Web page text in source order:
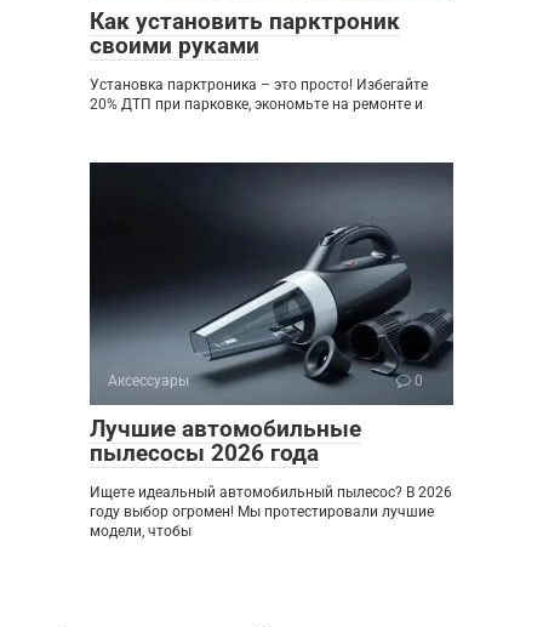
Как установить парктроник
своими руками
Установка парктроника – это просто! Избегайте
20% ДТП при парковке, экономьте на ремонте и
Аксессуары 0
Лучшие автомобильные
пылесосы 2026 года
Ищете идеальный автомобильный пылесос? В 2026
году выбор огромен! Мы протестировали лучшие
модели, чтобы